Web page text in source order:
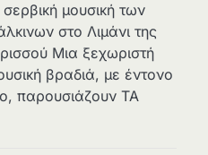
μουσική των
στο Λιμάνι της
Μια ξεχωριστή
βραδιά, με έντονο
παρουσιάζουν ΤΑ